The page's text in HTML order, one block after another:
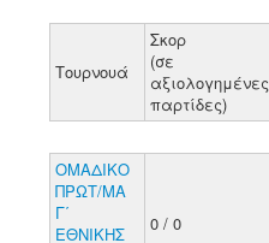
Τουρνουά
Σκορ
(σε
αξιολογημένες
παρτίδες)
ΟΜΑΔΙΚΟ
ΠΡΩΤ/ΜΑ
Γ΄
ΕΘΝΙΚΗΣ
0 / 0